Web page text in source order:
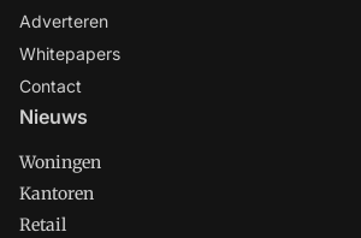
Adverteren
Whitepapers
Contact
Nieuws
Woningen
Kantoren
Retail